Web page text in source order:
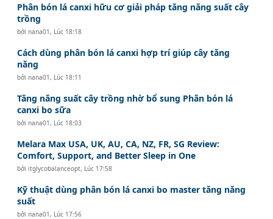
Phân bón lá canxi hữu cơ giải pháp tăng năng suất cây
trồng
bởinana01 , Lúc 18:18
Cách dùng phân bón lá canxi hợp trí giúp cây tăng
năng
bởinana01 , Lúc 18:11
Tăng năng suất cây trồng nhờ bổ sung Phân bón lá
canxi bo sữa
bởinana01 , Lúc 18:03
Melara Max USA, UK, AU, CA, NZ, FR, SG Review:
Comfort, Support, and Better Sleep in One
bởiitglycobalanceopt, Lúc 17:58
Kỹ thuật dùng phân bón lá canxi bo master tăng năng
suất
bởinana01 , Lúc 17:56